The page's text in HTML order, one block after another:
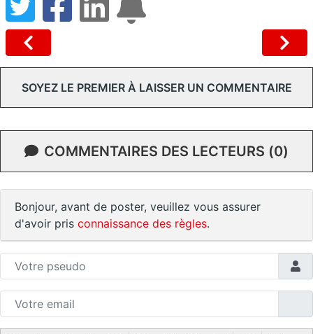
SOYEZ LE PREMIER À LAISSER UN COMMENTAIRE
COMMENTAIRES DES LECTEURS (0)
Bonjour, avant de poster, veuillez vous assurer
d'avoir pris connaissance des règles.